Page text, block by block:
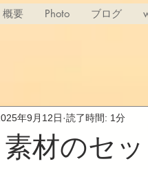
概要 Photo ブログ
材のセ
年9月12日 読了時間: 1分